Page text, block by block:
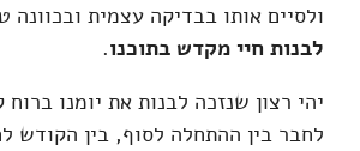
ולסיים אותו בבדיקה עצמית ובכוונה
לבנות חיי מקדש בתוכנו.
יהי רצון שנזכה לבנות את יומנו
לחבר בין ההתחלה לסוף, בין הקודש